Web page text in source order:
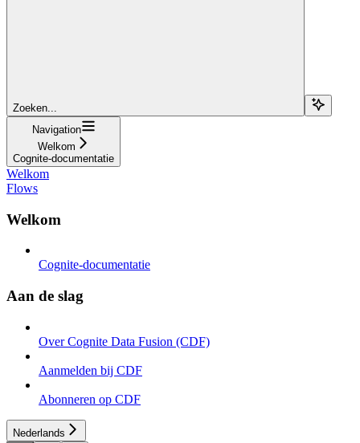
Zoeken...
Navigation
Welkom
Cognite-documentatie
Welkom
Flows
Welkom
Cognite-documentatie
Aan de slag
Over Cognite Data Fusion (CDF)
Aanmelden bij CDF
Abonneren op CDF
Nederlands